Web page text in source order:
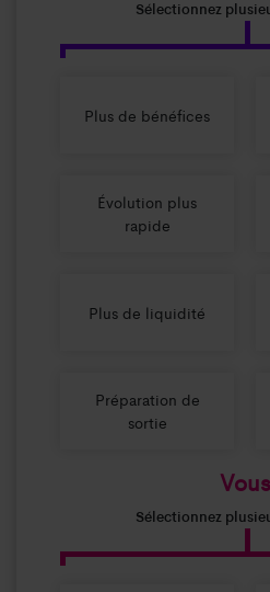
Sélectionnez
Plus de bénéfices
Évolution plus
rapide
Plus de liquidité
Préparation de
sortie
Vous
Sélectionnez